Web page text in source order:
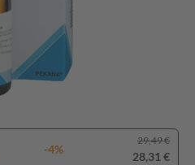
-4%
29,49 €
28,31 €